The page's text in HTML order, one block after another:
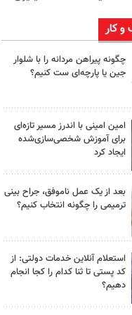
و کار
چگونه پیراهن مردانه را با شلوار
جین یا پارچه‌ای ست کنیم؟
امین امینی با اندرز مسیر تازه‌ای
برای آموزش شخصی‌سازی‌شده
ایجاد کرد
بعد از یک عمل ناموفق، جراح بینی
ترمیمی را چگونه انتخاب کنیم؟
استعلام آنلاین خدمات دولتی: از
کد پستی تا ثنا کدام را کجا انجام
دهیم؟